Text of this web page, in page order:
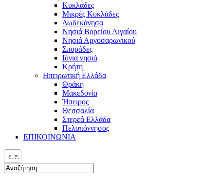
Κυκλάδες
Μικρές Κυκλάδες
Δωδεκάνησα
Νησιά Βορείου Αιγαίου
Νησιά Αργοσαρωνικού
Σποράδες
Ιόνια νησιά
Κρήτη
Ηπειρωτική Ελλάδα
Θράκη
Μακεδονία
Ήπειρος
Θεσσαλία
Στερεά Ελλάδα
Πελοπόννησος
ΕΠΙΚΟΙΝΩΝΙΑ
ελ